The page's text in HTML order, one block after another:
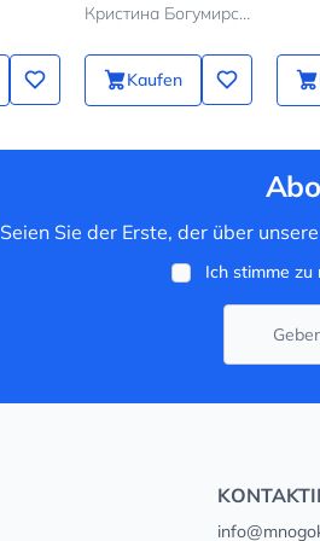
Fragen, damit Ihr
kommt
Кристина Богумирская
Kaufen
Seien Sie der Erste, der über
Ich stimme zu